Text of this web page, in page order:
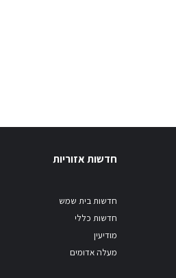
חדשות אזוריות
חדשות בית שמש
חדשות כללי
מודיעין
מעלה אדומים